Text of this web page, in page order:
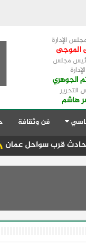
الإدارة
الموجى
مجلس
الإدارة
الجوهري
التحرير
هاشم
فن وثقافة
تحرير 329 مخالفة وضبط سلع مدعمة ومجهولة المصدر ومنتهية الصلاحية بالمنيا عمان